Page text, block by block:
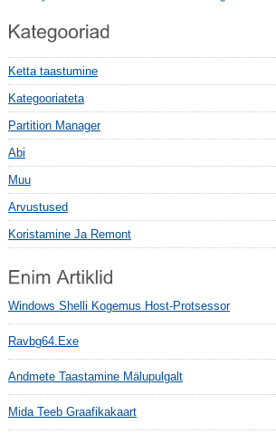
Ketta taastumine
Kategooriateta
Partition Manager
Abi
Muu
Arvustused
Koristamine Ja Remont
Windows Shelli Kogemus Host-Protsessor
Ravbg64.exe
Andmete Taastamine Mälupulgalt
Mida Teeb Graafikakaart